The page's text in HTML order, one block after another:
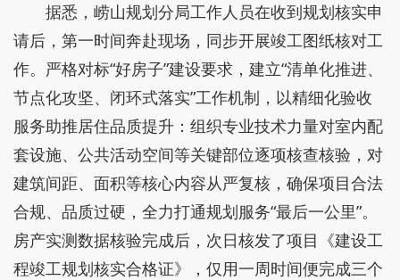
据悉，崂山规划分局工作人员在收到规划核实申
请后，第一时间奔赴现场，同步开展竣工图纸核对工
作。严格对标“好房子”建设要求，建立“清单化推进、
节点化攻坚、闭环式落实”工作机制，以精细化验收
服务助推居住品质提升：组织专业技术力量对室内配
套设施、公共活动空间等关键部位逐项核查核验，对
建筑间距、面积等核心内容从严复核，确保项目合法
合规、品质过硬，全力打通规划服务“最后一公里”。
房产实测数据核验完成后，次日核发了项目《建设工
程竣工规划核实合格证》，仅用一周时间便完成三个